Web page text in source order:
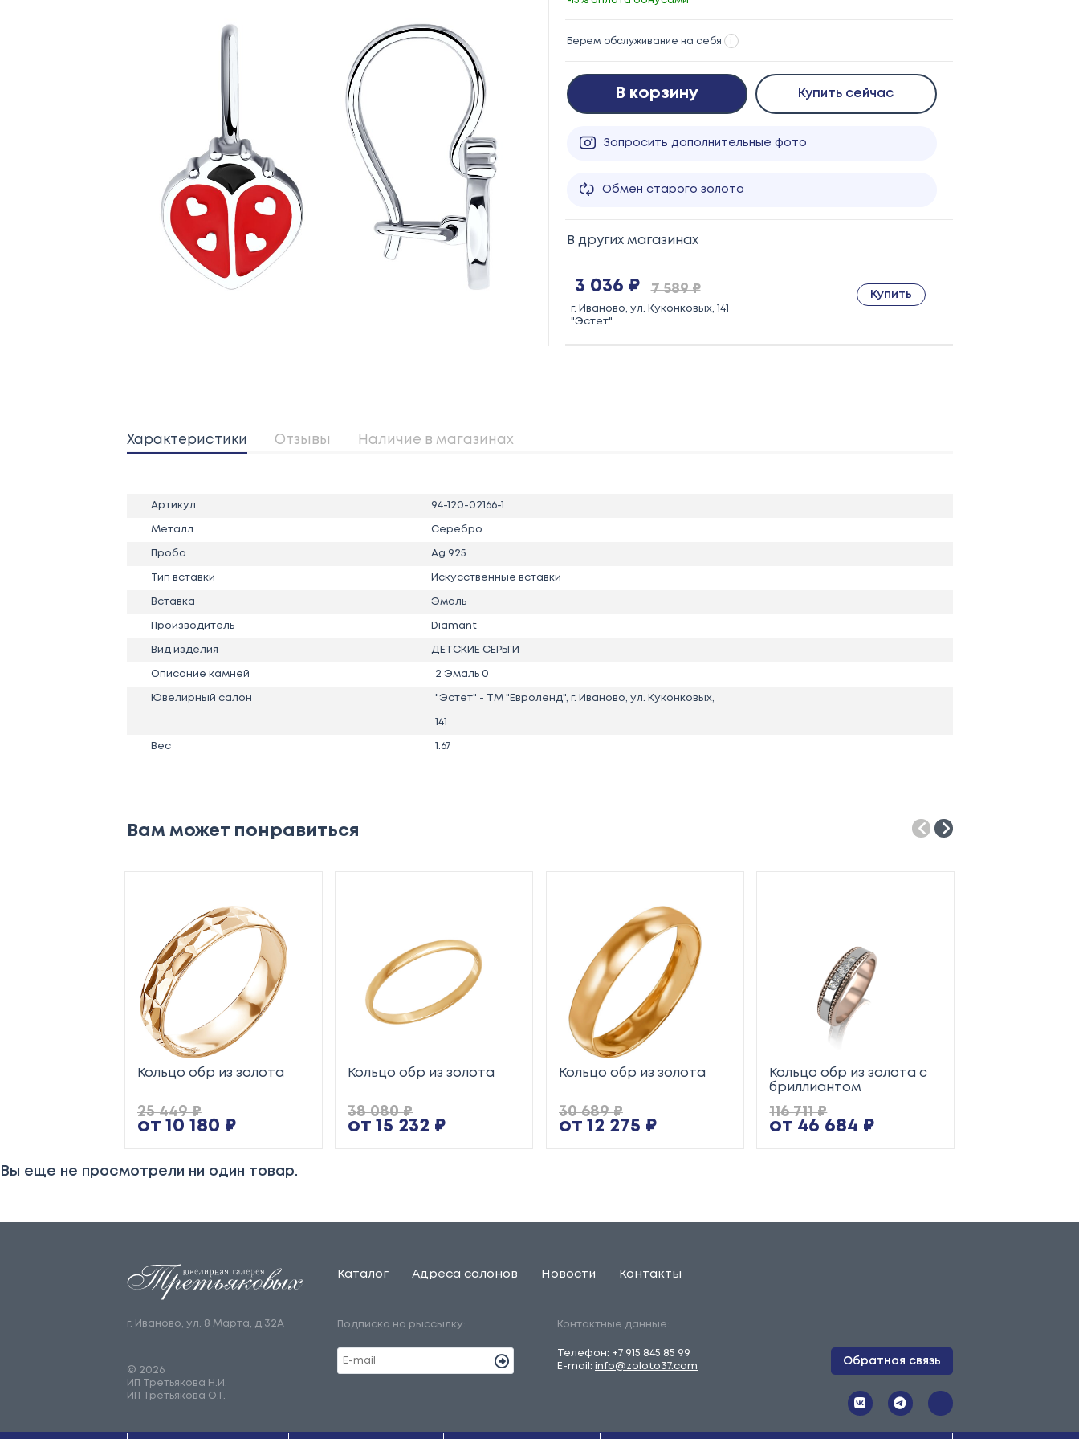
Берем обслуживание на себя i
В корзину Купить сейчас
Запросить дополнительные фото
Обмен старого золота
В других магазинах
3 036 ₽ 7 589 ₽
г. Иваново, ул. Куконковых, 141
"Эстет"
Купить
Характеристики Отзывы Наличие в магазинах
Артикул 94-120-02166-1
Металл Серебро
Проба Ag 925
Тип вставки Искусственные вставки
Вставка Эмаль
Производитель Diamant
Вид изделия ДЕТСКИЕ СЕРЬГИ
Описание камней 2 Эмаль 0
Ювелирный салон "Эстет" - ТМ "Евроленд", г. Иваново, ул. Куконковых,
141
Вес 1.67
Вам может понравиться
Кольцо обр из золота
от 10 180 ₽
25 449 ₽
Кольцо обр из золота
от 15 232 ₽
38 080 ₽
Кольцо обр из золота
от 12 275 ₽
30 689 ₽
Кольцо обр из золота с
бриллиантом
от 46 684 ₽
116 711 ₽
Вы еще не просмотрели ни один товар.
г. Иваново, ул. 8 Марта, д.32А
© 2026
ИП Третьякова Н.И.
ИП Третьякова О.Г.
Каталог Адреса салонов Новости Контакты
Подписка на рыссылку: Контактные данные:
Телефон: +7 915 845 85 99
E-mail: info@zoloto37.com
Обратная связь